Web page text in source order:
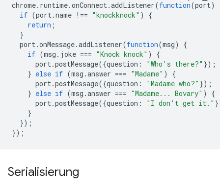
chrome. runtime.onConnect.addListener(function(port)
if (port.name !== "knockknock" )
{
return ;
}
port.onMessage.addListener(function(msg)
{
if (msg . joke === "Knock knock" )
{
port.postMessage({question : "Who's there?" });
} else if (msg .answer === "Madame" )
{
port.postMessage({question : "Madame who?" });
} else if (msg .answer === "Madame... Bovary" )
{
port.postMessage({question : "I don't get it."
}
});
});
Serialisierung